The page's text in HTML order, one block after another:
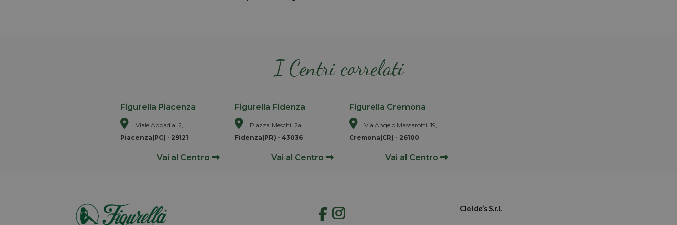
I Centri correlati
Figurella Piacenza
Viale Abbadia, 2,
Piacenza(PC) - 29121
Vai al Centro
Figurella Fidenza
Piazza Meschi, 2a,
Fidenza(PR) - 43036
Vai al Centro
Figurella Cremona
Via Angelo Massarotti, 19,
Cremona(CR) - 26100
Vai al Centro
Instagram
Cleide’s S.r.l.